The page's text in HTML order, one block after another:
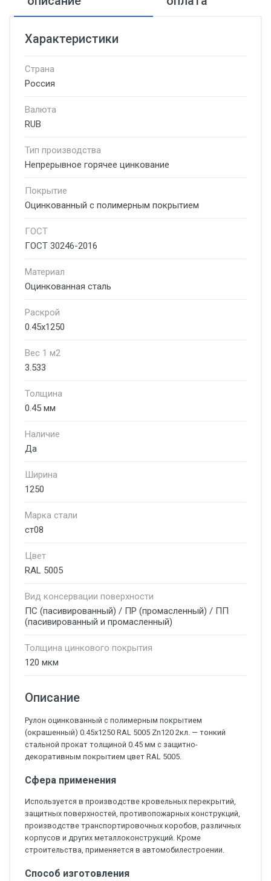
Характеристики
Страна
Россия
Валюта
RUB
Тип производства
Непрерывное горячее цинкование
Покрытие
Оцинкованный с полимерным покрытием
ГОСТ
ГОСТ 30246-2016
Материал
Оцинкованная сталь
Раскрой
0.45x1250
Вес 1 м2
3.533
Толщина
0.45 мм
Наличие
Да
Ширина
1250
Марка стали
ст08
Цвет
RAL 5005
Вид консервации поверхности
ПС (пасивированный) / ПР (промасленный) / ПП
(пасивированный и промасленный)
Толщина цинкового покрытия
120 мкм
Описание
Рулон оцинкованный с полимерным покрытием
(окрашенный) 0.45x1250 RAL 5005 Zn120 2кл. — тонкий
стальной прокат толщиной 0.45 мм с защитно-
декоративным покрытием цвет RAL 5005.
Сфера применения
Используется в производстве кровельных перекрытий,
защитных поверхностей, противопожарных конструкций,
производстве транспортировочных коробов, различных
корпусов и других металлоконструкций. Кроме
строительства, применяется в автомобилестроении.
Способ изготовления